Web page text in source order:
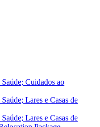
Cuidados ao
Lares e Casas de
Lares e Casas de